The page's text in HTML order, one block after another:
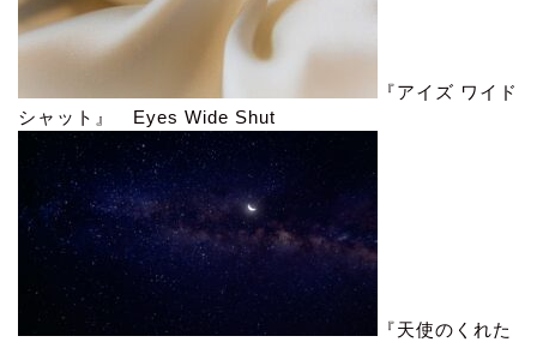
『アイズ ワイド
シャット』 Eyes Wide Shut
『天使のくれた